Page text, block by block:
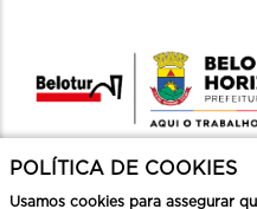
POLÍTICA DE COOKIES
Usamos cookies para assegurar